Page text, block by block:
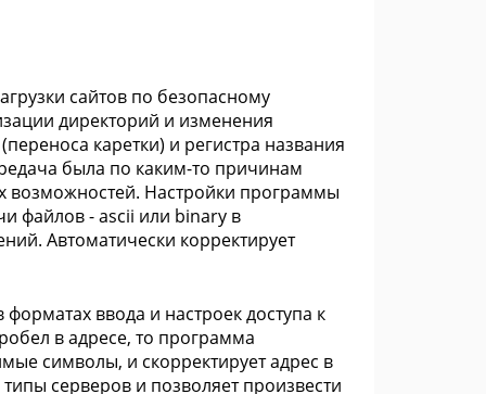
сайтов по безопасному
директорий и изменения
каретки) и регистра названия
была по каким-то причинам
возможностей. Настройки программы
файлов - ascii или binary в
Автоматически корректирует
ввода и настроек доступа к
в адресе, то программа
символы, и скорректирует адрес в
серверов и позволяет произвести